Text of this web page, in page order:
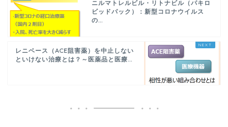
ニルマトレルビル・リトナビル（パキロ
ビッドパック）：新型コロナウイルス
の...
レニベース（ACE阻害薬）を中止しない
といけない治療とは？～医薬品と医療...